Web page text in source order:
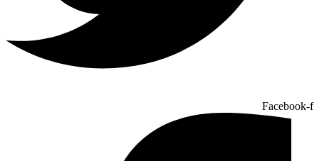
Facebook-f